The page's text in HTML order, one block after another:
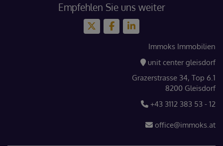
Empfehlen Sie uns weiter
Immoks Immobilien
unit center gleisdorf
Grazerstrasse 34, Top 6.1
8200 Gleisdorf
+43 3112 383 53 - 12
office@immoks.at